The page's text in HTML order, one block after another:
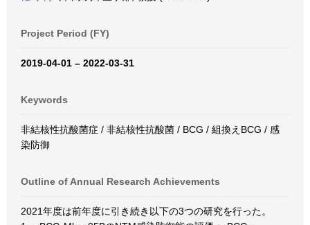
Project Period (FY)
2019-04-01 – 2022-03-31
Keywords
非結核性抗酸菌症 / 非結核性抗酸菌 / BCG / 組換えBCG / 感
染防御
Outline of Annual Research Achievements
2021年度は前年度に引き続き以下の3つの研究を行った。